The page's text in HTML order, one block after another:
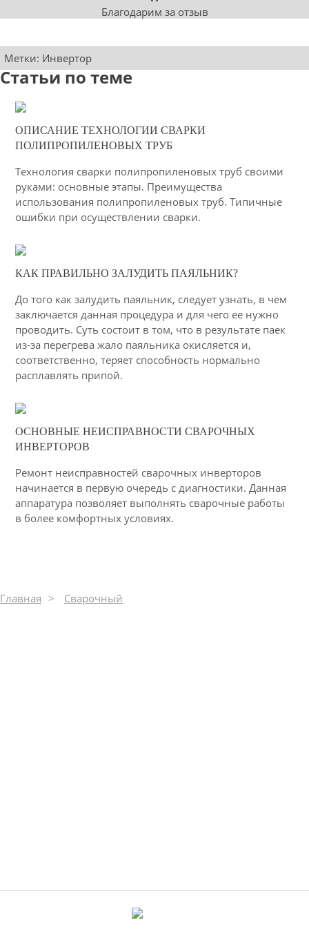
Благодарим за отзыв
Метки: Инвертор
Статьи по теме
12
ОПИСАНИЕ ТЕХНОЛОГИИ СВАРКИ
ПОЛИПРОПИЛЕНОВЫХ ТРУБ
Технология сварки полипропиленовых труб своими
руками: основные этапы. Преимущества
использования полипропиленовых труб. Типичные
ошибки при осуществлении сварки.
КАК ПРАВИЛЬНО ЗАЛУДИТЬ ПАЯЛЬНИК?
До того как залудить паяльник, следует узнать, в чем
заключается данная процедура и для чего ее нужно
проводить. Суть состоит в том, что в результате паек
из-за перегрева жало паяльника окисляется и,
соответственно, теряет способность нормально
расплавлять припой.
32
ОСНОВНЫЕ НЕИСПРАВНОСТИ СВАРОЧНЫХ
ИНВЕРТОРОВ
Ремонт неисправностей сварочных инверторов
начинается в первую очередь с диагностики. Данная
аппаратура позволяет выполнять сварочные работы
в более комфортных условиях.
Главная Сварочный